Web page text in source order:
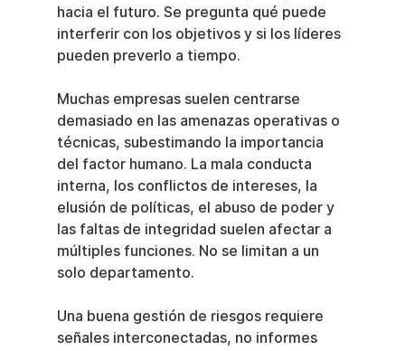
hacia el futuro. Se pregunta qué puede
interferir con los objetivos y si los líderes
pueden preverlo a tiempo.
Muchas empresas suelen centrarse
demasiado en las amenazas operativas o
técnicas, subestimando la importancia
del factor humano. La mala conducta
interna, los conflictos de intereses, la
elusión de políticas, el abuso de poder y
las faltas de integridad suelen afectar a
múltiples funciones. No se limitan a un
solo departamento.
Una buena gestión de riesgos requiere
señales interconectadas, no informes